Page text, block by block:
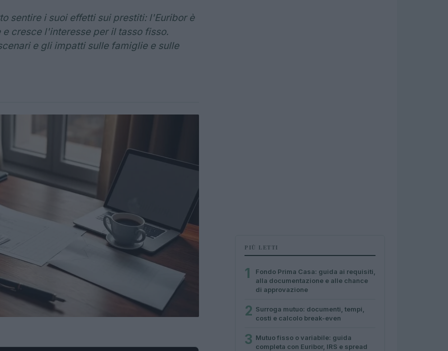
sentire i suoi effetti sui prestiti: l'Euribor è
cresce l'interesse per il tasso fisso.
e gli impatti sulle famiglie e sulle
PIÙ LETTI
1
Fondo Prima Casa: guida ai requisiti,
alla documentazione e alle chance
di approvazione
2 Surroga mutuo: documenti, tempi,
costi e calcolo break-even
3 Mutuo fisso o variabile: guida
completa con Euribor, IRS e spread